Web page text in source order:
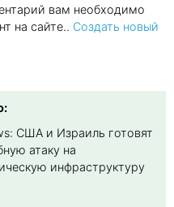
вам необходимо
на сайте.. Создать новый
США и Израиль готовят
атаку на
инфраструктуру